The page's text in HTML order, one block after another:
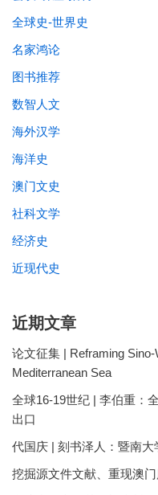
全球史-世界史
名家鸿论
图书推荐
数智人文
海外汉学
海洋史
澳门文史
社科文学
经济史
近现代史
近期文章
论文征集 | Reframing
Mediterranean Sea
全球16-19世纪 | 李伯重：
出口
代国庆 | 刻书泽人：暨南
挖掘源文件文献、重现澳